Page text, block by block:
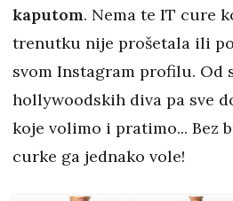
kaputom. Nema te IT cure
trenutku nije prošetala ili
svom Instagram profilu. Od
hollywoodskih diva pa sve
koje volimo i pratimo... Bez
curke ga jednako vole!